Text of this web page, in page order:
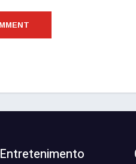
Entretenimento